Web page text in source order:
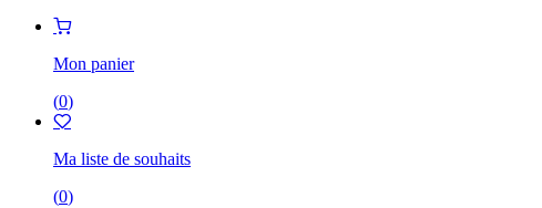
Mon panier
(0)
Ma liste de souhaits
(0)